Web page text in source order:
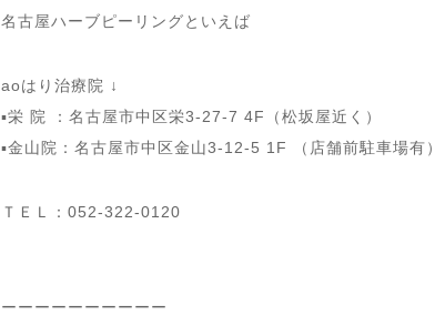
名古屋ハーブピーリングといえば
aoはり治療院 ↓
▪️栄 院 ：名古屋市中区栄3-27-7 4F（松坂屋近く）
▪️金山院：名古屋市中区金山3-12-5 1F （店舗前駐車場有）
ＴＥＬ：052-322-0120
ーーーーーーーーーー